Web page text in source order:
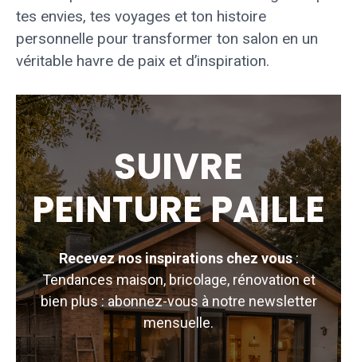
tes envies, tes voyages et ton histoire
personnelle pour transformer ton salon en un
véritable havre de paix et d’inspiration.
SUIVRE
PEINTURE PAILLE
Recevez nos inspirations chez vous:
Tendances maison, bricolage, rénovation et
bien plus : abonnez-vous à notre newsletter
mensuelle.